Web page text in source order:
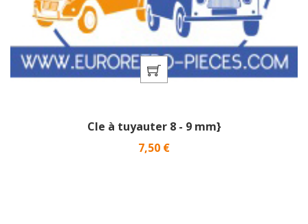
Cle à tuyauter 8 - 9 mm}
Prix
7,50 €